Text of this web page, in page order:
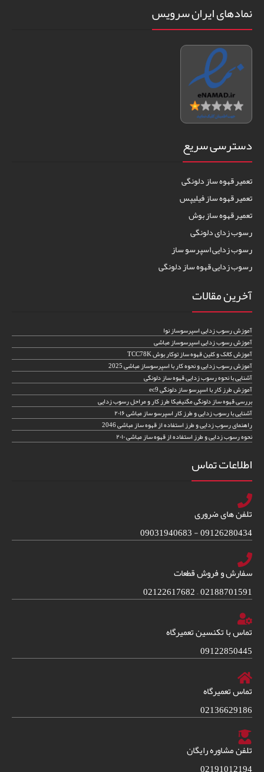
نمادهای ایران سرویس
دسترسی سریع
تعمیر قهوه ساز دلونگی
تعمیر قهوه ساز فیلیپس
تعمیر قهوه ساز بوش
رسوب زدای دلونگی
رسوب زدایی اسپرسو ساز
رسوب زدایی قهوه ساز دلونگی
آخرین مقالات
آموزش رسوب زدایی اسپرسوساز نوا
آموزش رسوب زدایی اسپرسوساز مباشی
آموزش کالک و کلین قهوه ساز توکار بوش TCC78K
آموزش رسوب زدایی و نحوه کار با اسپرسوساز مباشی 2025
آشنایی با نحوه رسوب زدایی قهوه ساز دلونگی
آموزش طرز کار با اسپرسو ساز دلونگی ec9
بررسی قهوه ساز دلونگی مگنیفیکا طرز کار و مراحل رسوب زدایی
آشنایی با رسوب زدایی و طرز کار اسپرسو ساز مباشی ۲۰۱۶
راهنمای رسوب زدایی و طرز استفاده از قهوه ساز مباشی 2046
نحوه رسوب زدایی و طرز استفاده از قهوه ساز مباشی ۲۰۱۰
اطلاعات تماس
تلفن های ضروری
09126280434 - 09031940683
سفارش و فروش قطعات
02188701591 – 02122617682
تماس با تکنسین تعمیرگاه
09122850445
تماس تعمیرگاه
02136629186
تلفن مشاوره رایگان